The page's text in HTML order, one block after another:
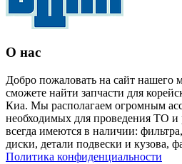
О нас
Добро пожаловать на сайт нашего
сможете найти запчасти для
Киа. Мы располагаем огромным
необходимых для проведения ТО
всегда имеются в наличии:
диски, детали подвески и кузова,
Политика конфиденциальности